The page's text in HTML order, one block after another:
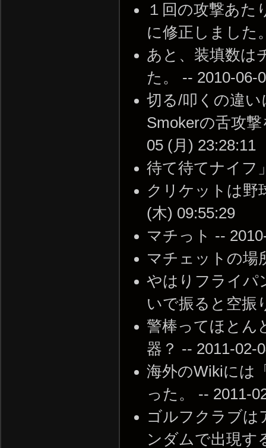
１回の攻撃あた
に修正しました
あと、装填数は
た。 -- 2010-06-
切る/叩くの違
Smokerの舌攻
05 (月) 23:28:11
待て待てナイフ
クリケットは野
(木) 09:55:29
マチっト --
マチェットの場
やはりフライパ
いで振ると空振
警棒ってほとん
器？ -- 2011-02-
海外のWikiには
った。 -- 2011-
ゴルフクラブは
ンダムで出現す